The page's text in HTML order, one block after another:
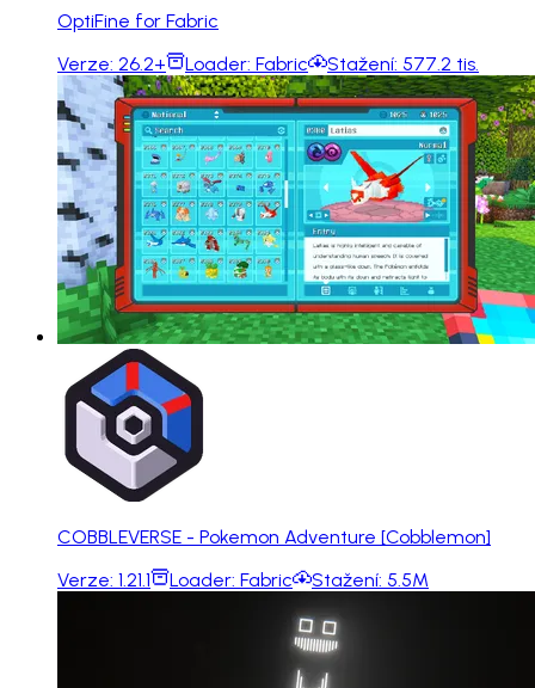
OptiFine for Fabric
Verze: 26.2+ Loader: Fabric Stažení: 577.2 tis.
COBBLEVERSE - Pokemon Adventure [Cobblemon]
Verze: 1.21.1 Loader: Fabric Stažení: 5.5M